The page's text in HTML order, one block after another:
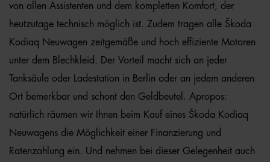
von allen Assistenten und dem kompletten Komfort, der
heutzutage technisch möglich ist. Zudem tragen alle Škoda
Kodiaq Neuwagen zeitgemäße und hoch effiziente Motoren
unter dem Blechkleid. Der Vorteil macht sich an jeder
Tanksäule oder Ladestation in Berlin oder an jedem anderen
Ort bemerkbar und schont den Geldbeutel. Apropos:
natürlich räumen wir Ihnen beim Kauf eines Škoda Kodiaq
Neuwagens die Möglichkeit einer Finanzierung und
Ratenzahlung ein. Und nehmen bei dieser Gelegenheit auch